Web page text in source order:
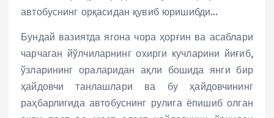
автобуснинг орқасидан қувиб юришибди…
Бундай вазиятда ягона чора ҳорғин ва асаблари
чарчаган йўлчиларнинг охирги кучларини йиғиб,
ўзларининг ораларидан ақли бошида янги бир
ҳайдовчи танлашлари ва бу ҳайдовчининг
раҳбарлигида автобуснинг рулига ёпишиб олган